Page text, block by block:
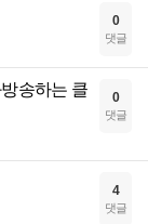
0
댓글
송하는 클
0
댓글
4
댓글